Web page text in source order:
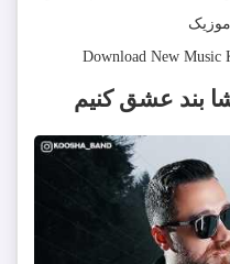
Download New Music
بند عشق کنیم